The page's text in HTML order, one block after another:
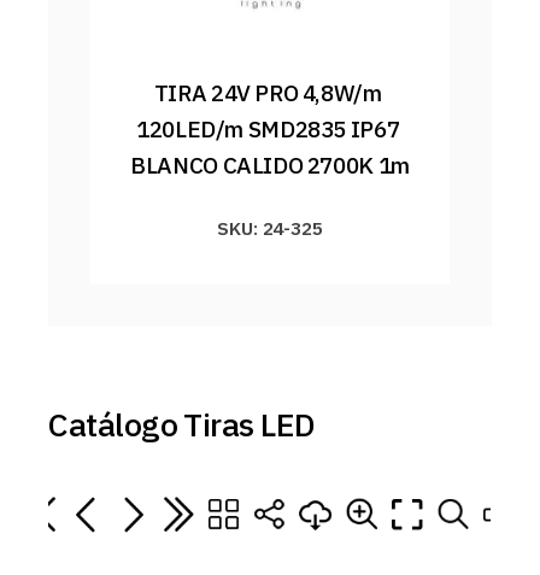
TIRA 24V PRO 4,8W/m
120LED/m SMD2835 IP67
BLANCO CALIDO 2700K 1m
SKU: 24-325
Catálogo Tiras LED